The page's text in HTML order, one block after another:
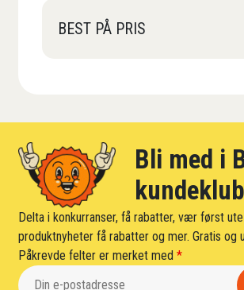
BEST PÅ PRIS
Bli med i
Delta i konkurranser, få rabatter, vær først
produktnyheter få rabatter og mer. Gratis og
Påkrevde felter er merket med*